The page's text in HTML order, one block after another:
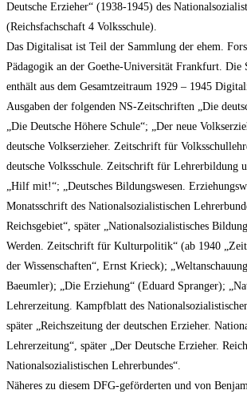
Deutsche Erzieher“ (1938-1945) des
(Reichsfachschaft 4 Volksschule).
Das Digitalisat ist Teil der Sammlung der ehem.
Pädagogik an der Goethe-Universität Frankfurt. Die
enthält aus dem Gesamtzeitraum 1929 – 1945
Ausgaben der folgenden NS-Zeitschriften „Die
„Die Deutsche Höhere Schule“; „Der neue
deutsche Volkserzieher. Zeitschrift für
deutsche Volksschule. Zeitschrift für Lehrerbildung
„Hilf mit!“; „Deutsches Bildungswesen.
Monatsschrift des Nationalsozialistischen
Reichsgebiet“, später „Nationalsozialistisches
Werden. Zeitschrift für Kulturpolitik“ (ab 1940
der Wissenschaften“, Ernst Krieck);
Baeumler); „Die Erziehung“ (Eduard Spranger);
Lehrerzeitung. Kampfblatt des
später „Reichszeitung der deutschen Erzieher.
Lehrerzeitung“, später „Der Deutsche Erzieher.
Nationalsozialistischen Lehrerbundes“.
Näheres zu diesem DFG-geförderten und von